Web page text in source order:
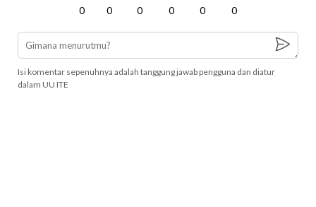
0 0 0 0 0 0
Isi komentar sepenuhnya adalah tanggung jawab pengguna dan diatur
dalam UU ITE